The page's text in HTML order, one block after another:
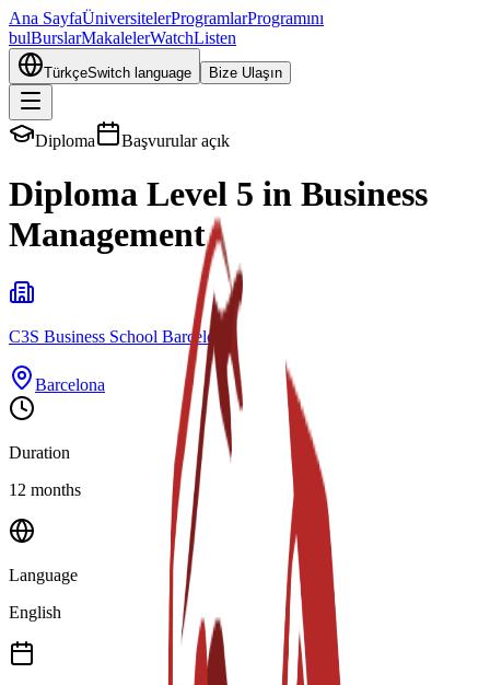
Ana SayfaÜniversitelerProgramlarProgramını
bulBurslarMakalelerWatchListen
TürkçeSwitch language Bize Ulaşın
Diploma Başvurular açık
Diploma Level 5 in Business
Management
C3S Business School Barcelona
Barcelona
Duration
12 months
Language
English